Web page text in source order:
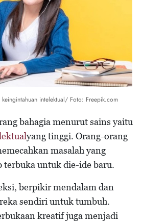
intelektual/ Foto: Freepik.com
bahagia menurut sains yaitu
yang tinggi. Orang-orang
masalah yang
terbuka untuk die-ide baru.
berpikir mendalam dan
sendiri untuk tumbuh.
kreatif juga menjadi